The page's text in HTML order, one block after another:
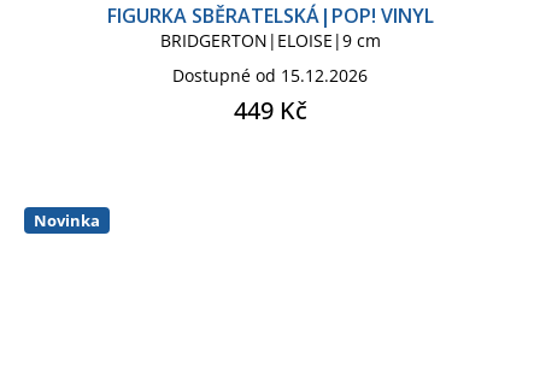
FIGURKA SBĚRATELSKÁ|POP! VINYL
BRIDGERTON|ELOISE|9 cm
Dostupné od 15.12.2026
449 Kč
Novinka